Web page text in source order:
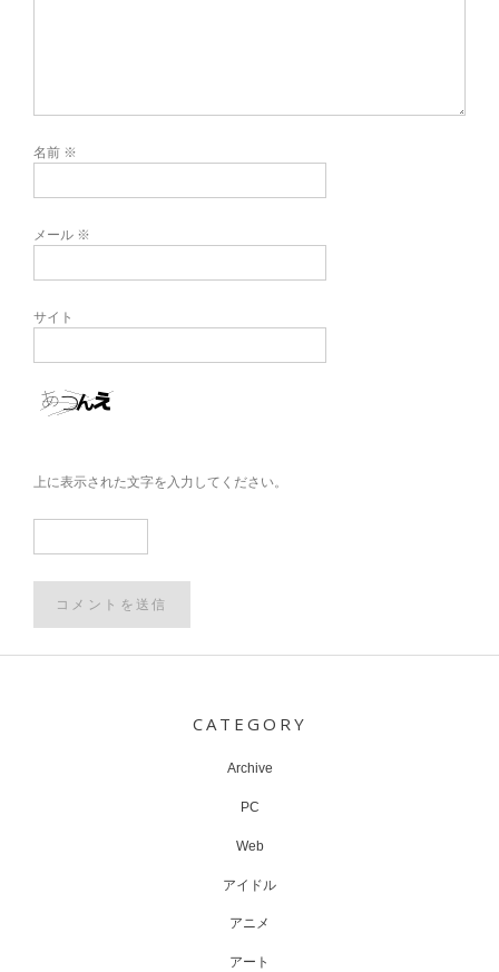
名前 ※
メール ※
サイト
上に表示された文字を入力してください。
CATEGORY
Archive
PC
Web
アイドル
アニメ
アート